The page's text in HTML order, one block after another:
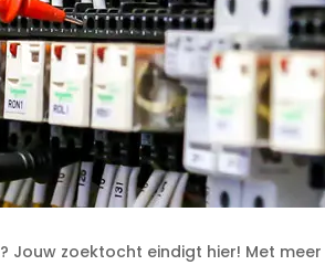
Jouw zoektocht eindigt hier! Met